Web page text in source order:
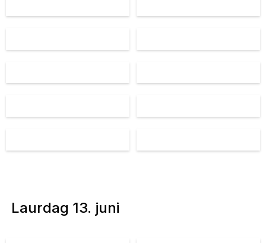
Laurdag 13. juni